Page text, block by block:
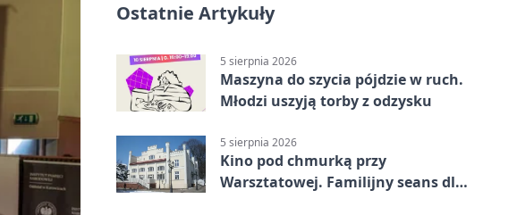
Ostatnie Artykuły
5 sierpnia 2026
Maszyna do szycia pójdzie w ruch.
Młodzi uszyją torby z odzysku
5 sierpnia 2026
Kino pod chmurką przy
Warsztatowej. Familijny seans dla